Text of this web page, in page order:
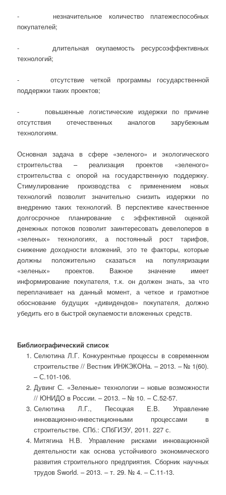
- незначительное количество платежеспособных
покупателей;
- длительная окупаемость ресурсоэффективных
технологий;
- отсутствие четкой программы государственной
поддержки таких проектов;
- повышенные логистические издержки по причине
отсутствия отечественных аналогов зарубежным
технологиям.
Основная задача в сфере «зеленого» и экологического
строительства – реализация проектов «зеленого»
строительства с опорой на государственную поддержку.
Стимулирование производства с применением новых
технологий позволит значительно снизить издержки по
внедрению таких технологий. В перспективе качественное
долгосрочное планирование с эффективной оценкой
денежных потоков позволит заинтересовать девелоперов в
«зеленых» технологиях, а постоянный рост тарифов,
снижение доходности вложений, это те факторы, которые
должны положительно сказаться на популяризации
«зеленых» проектов. Важное значение имеет
информирование покупателя, т.к. он должен знать, за что
переплачивает на данный момент, а четкое и грамотное
обоснование будущих «дивидендов» покупателя, должно
убедить его в быстрой окупаемости вложенных средств.
Библиографический список
Селютина Л.Г. Конкурентные процессы в современном
строительстве // Вестник ИНЖЭКОНа. – 2013. – № 1(60).
– С.101-106.
Дувинг С. «Зеленые» технологии – новые возможности
// ЮНИДО в России. – 2013. – № 10. – С.52-57.
Селютина Л.Г., Песоцкая Е.В. Управление
инновационно-инвестиционными процессами в
строительстве. СПб.: СПбГИЭУ, 2011. 227 с.
Митягина Н.В. Управление рисками инновационной
деятельности как основа устойчивого экономического
развития строительного предприятия. Сборник научных
трудов Sworld. – 2013. – т. 29. № 4. – С.11-13.